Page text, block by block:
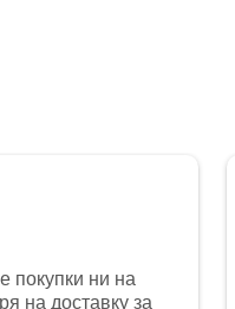
покупки ни на
на доставку за